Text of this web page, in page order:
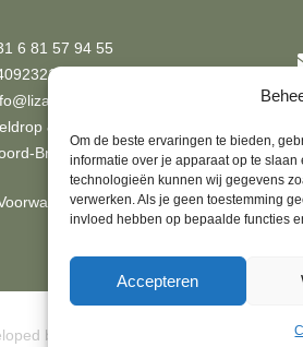
Om de beste ervaringen te bieden,
informatie over je apparaat op te
technologieën kunnen wij gegevens
verwerken. Als je geen toestemming
invloed hebben op bepaalde functies
Accepteren
6 81 57 94 55
& fotostudio in Oirschot,
Brabant
by